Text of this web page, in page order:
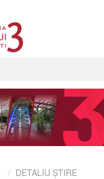
DETALIU ŞTIRE